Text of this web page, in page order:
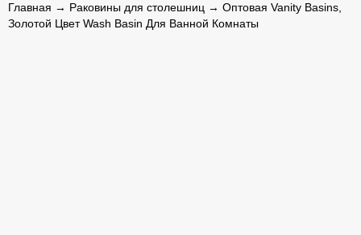
Главная → Раковины для столешниц → Оптовая Vanity Basins,
Золотой Цвет Wash Basin Для Ванной Комнаты